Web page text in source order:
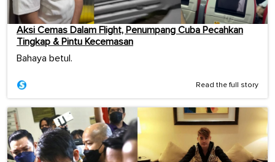
Aksi Cemas Dalam Flight, Penumpang Cuba Pecahkan
Tingkap & Pintu Kecemasan
Bahaya betul.
Read the full story